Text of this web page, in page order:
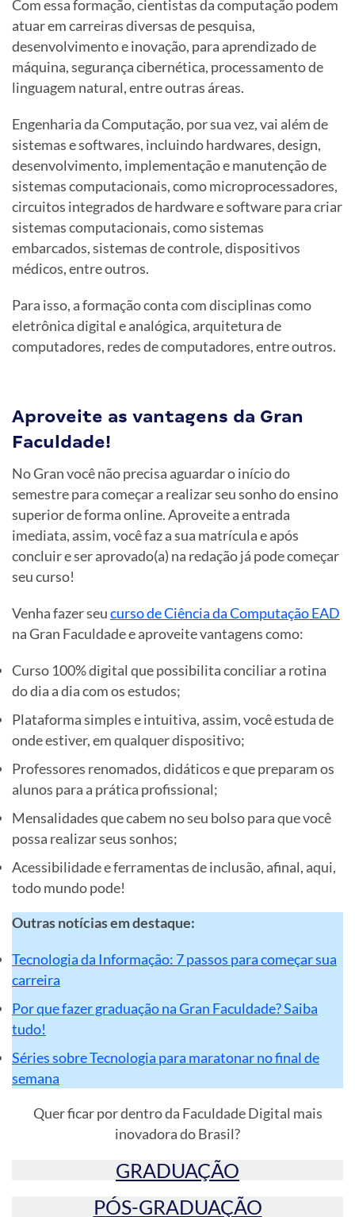
Com essa formação, cientistas da computação podem
atuar em carreiras diversas de pesquisa,
desenvolvimento e inovação, para aprendizado de
máquina, segurança cibernética, processamento de
linguagem natural, entre outras áreas.
Engenharia da Computação, por sua vez, vai além de
sistemas e softwares, incluindo hardwares, design,
desenvolvimento, implementação e manutenção de
sistemas computacionais, como microprocessadores,
circuitos integrados de hardware e software para criar
sistemas computacionais, como sistemas
embarcados, sistemas de controle, dispositivos
médicos, entre outros.
Para isso, a formação conta com disciplinas como
eletrônica digital e analógica, arquitetura de
computadores, redes de computadores, entre outros.
Aproveite as vantagens da Gran
Faculdade!
No Gran você não precisa aguardar o início do
semestre para começar a realizar seu sonho do ensino
superior de forma online. Aproveite a entrada
imediata, assim, você faz a sua matrícula e após
concluir e ser aprovado(a) na redação já pode começar
seu curso!
Venha fazer seucurso de Ciência da Computação EAD
na Gran Faculdade e aproveite vantagens como:
Curso 100% digital que possibilita conciliar a rotina
do dia a dia com os estudos;
Plataforma simples e intuitiva, assim, você estuda de
onde estiver, em qualquer dispositivo;
Professores renomados, didáticos e que preparam os
alunos para a prática profissional;
Mensalidades que cabem no seu bolso para que você
possa realizar seus sonhos;
Acessibilidade e ferramentas de inclusão, afinal, aqui,
todo mundo pode!
Outras notícias em destaque:
Tecnologia da Informação: 7 passos para começar sua
carreira
Por que fazer graduação na Gran Faculdade? Saiba
tudo!
Séries sobre Tecnologia para maratonar no final de
semana
Quer ficar por dentro da Faculdade Digital mais
inovadora do Brasil?
GRADUAÇÃO
PÓS-GRADUAÇÃO